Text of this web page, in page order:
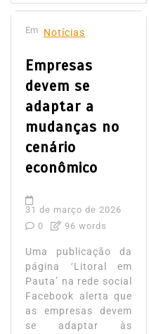
Em Notícias
Empresas
devem se
adaptar a
mudanças no
cenário
econômico
31 de março de 2026
0
96 words
Uma publicação da
página ‘Litoral em
Pauta’ na rede social
Facebook alerta que
as empresas devem
se adaptar às